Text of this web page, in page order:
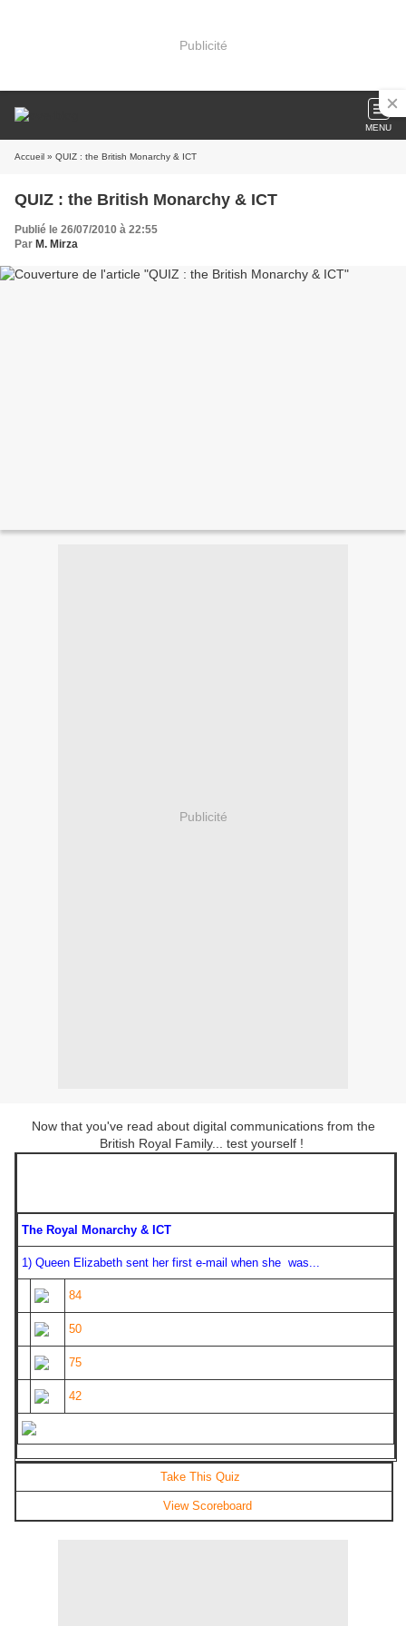
Publicité
MENU
Accueil » QUIZ : the British Monarchy & ICT
QUIZ : the British Monarchy & ICT
Publié le 26/07/2010 à 22:55
Par M. Mirza
Publicité
Now that you've read about digital communications from the
British Royal Family... test yourself !
The Royal Monarchy & ICT
1) Queen Elizabeth sent her first e-mail when she was...
84
50
75
42
Take This Quiz
View Scoreboard